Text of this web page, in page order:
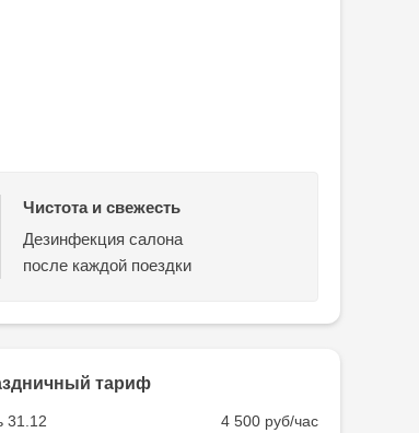
Чистота и свежесть
Дезинфекция салона
после каждой поездки
тариф
31.12
4 500 руб/час